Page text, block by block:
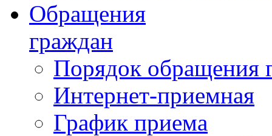
Обращения
граждан
Порядок обращения
Интернет-приемная
График приема